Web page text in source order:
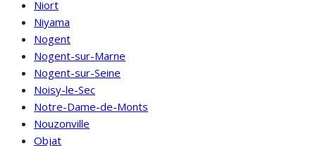
Niort
Niyama
Nogent
Nogent-sur-Marne
Nogent-sur-Seine
Noisy-le-Sec
Notre-Dame-de-Monts
Nouzonville
Objat